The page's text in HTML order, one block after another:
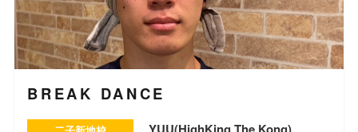
BREAK DANCE
YUU(HighKing The Kong)